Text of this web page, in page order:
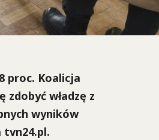
proc. Koalicja
zdobyć władzę z
wyników
tvn24.pl.